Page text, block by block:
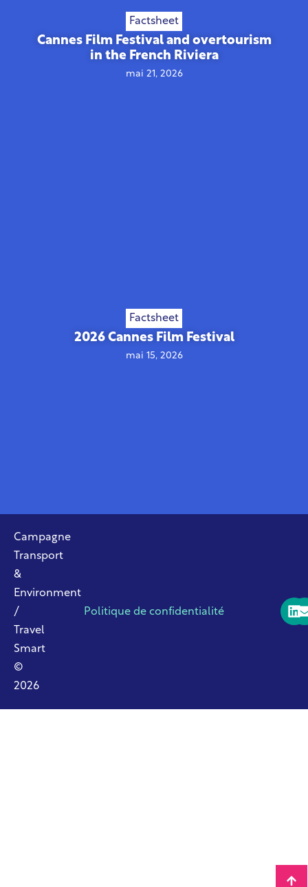
Factsheet
Cannes Film Festival and overtourism
in the French Riviera
mai 21, 2026
Factsheet
2026 Cannes Film Festival
mai 15, 2026
Campagne
Transport
&
Environment
/
Travel
Smart
©
2026
Politique de confidentialité